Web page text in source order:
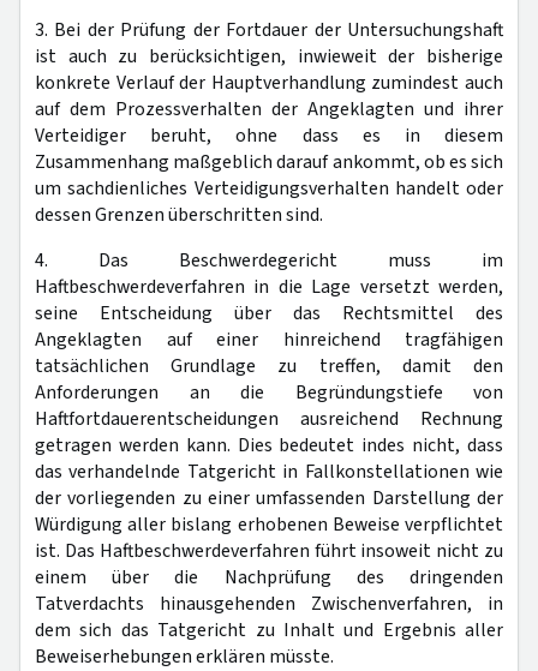
3. Bei der Prüfung der Fortdauer der Untersuchungshaft
ist auch zu berücksichtigen, inwieweit der bisherige
konkrete Verlauf der Hauptverhandlung zumindest auch
auf dem Prozessverhalten der Angeklagten und ihrer
Verteidiger beruht, ohne dass es in diesem
Zusammenhang maßgeblich darauf ankommt, ob es sich
um sachdienliches Verteidigungsverhalten handelt oder
dessen Grenzen überschritten sind.
4. Das Beschwerdegericht muss im
Haftbeschwerdeverfahren in die Lage versetzt werden,
seine Entscheidung über das Rechtsmittel des
Angeklagten auf einer hinreichend tragfähigen
tatsächlichen Grundlage zu treffen, damit den
Anforderungen an die Begründungstiefe von
Haftfortdauerentscheidungen ausreichend Rechnung
getragen werden kann. Dies bedeutet indes nicht, dass
das verhandelnde Tatgericht in Fallkonstellationen wie
der vorliegenden zu einer umfassenden Darstellung der
Würdigung aller bislang erhobenen Beweise verpflichtet
ist. Das Haftbeschwerdeverfahren führt insoweit nicht zu
einem über die Nachprüfung des dringenden
Tatverdachts hinausgehenden Zwischenverfahren, in
dem sich das Tatgericht zu Inhalt und Ergebnis aller
Beweiserhebungen erklären müsste.